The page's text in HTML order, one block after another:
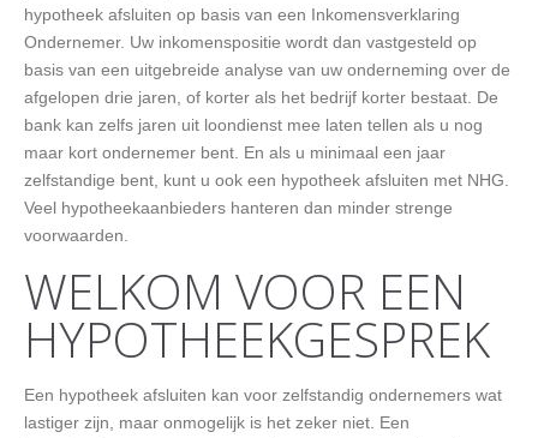
hypotheek afsluiten op basis van een Inkomensverklaring
Ondernemer. Uw inkomenspositie wordt dan vastgesteld op
basis van een uitgebreide analyse van uw onderneming over de
afgelopen drie jaren, of korter als het bedrijf korter bestaat. De
bank kan zelfs jaren uit loondienst mee laten tellen als u nog
maar kort ondernemer bent. En als u minimaal een jaar
zelfstandige bent, kunt u ook een hypotheek afsluiten met NHG.
Veel hypotheekaanbieders hanteren dan minder strenge
voorwaarden.
WELKOM VOOR EEN
HYPOTHEEKGESPREK
Een hypotheek afsluiten kan voor zelfstandig ondernemers wat
lastiger zijn, maar onmogelijk is het zeker niet. Een